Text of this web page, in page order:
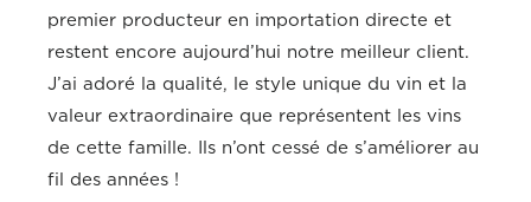
premier producteur en importation directe et
restent encore aujourd’hui notre meilleur client.
J’ai adoré la qualité, le style unique du vin et la
valeur extraordinaire que représentent les vins
de cette famille. Ils n’ont cessé de s’améliorer au
fil des années !